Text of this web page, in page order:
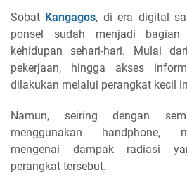
Sobat Kangagos, di era digital
ponsel sudah menjadi
kehidupan sehari-hari. Mulai
pekerjaan, hingga akses
dilakukan melalui perangkat kecil
Namun, seiring dengan
menggunakan handphone,
mengenai dampak radiasi
perangkat tersebut.